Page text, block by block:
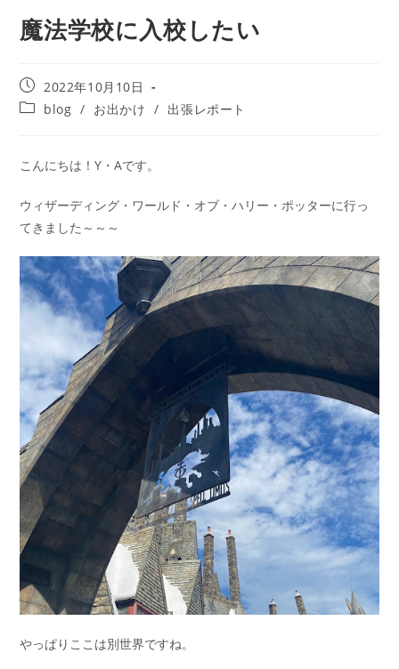
魔法学校に入校したい
2022年10月10日
blog / お出かけ / 出張レポート
こんにちは！Y・Aです。
ウィザーディング・ワールド・オブ・ハリー・ポッターに行っ
てきました～～～
やっぱりここは別世界ですね。